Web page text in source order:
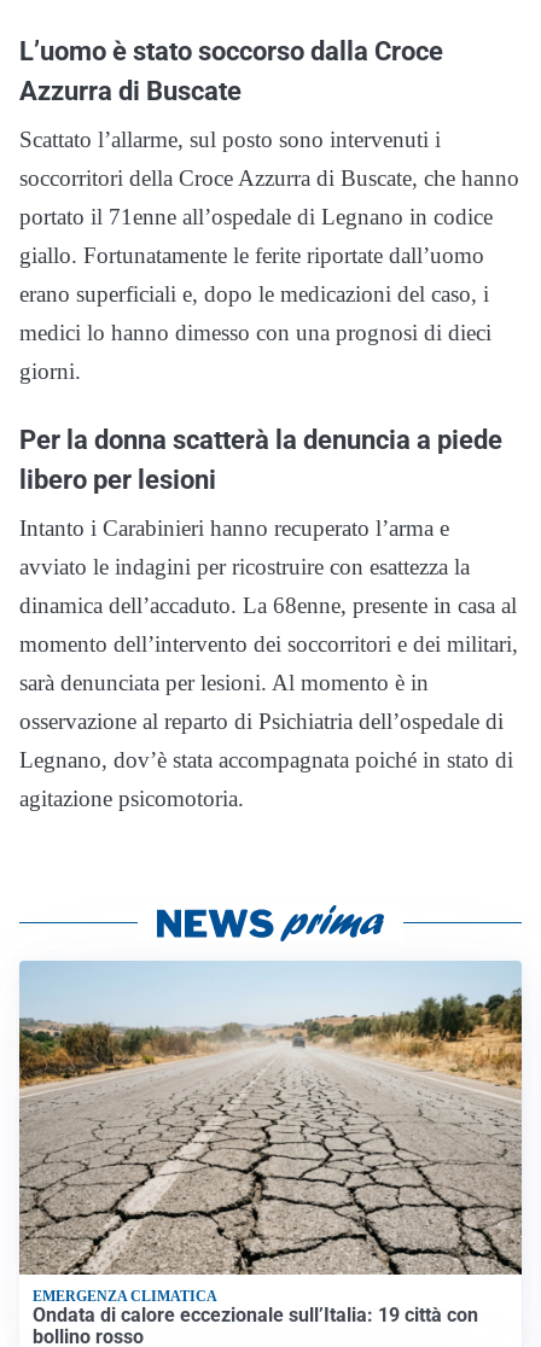
L’uomo è stato soccorso dalla Croce
Azzurra di Buscate
Scattato l’allarme, sul posto sono intervenuti i
soccorritori della Croce Azzurra di Buscate, che hanno
portato il 71enne all’ospedale di Legnano in codice
giallo. Fortunatamente le ferite riportate dall’uomo
erano superficiali e, dopo le medicazioni del caso, i
medici lo hanno dimesso con una prognosi di dieci
giorni.
Per la donna scatterà la denuncia a piede
libero per lesioni
Intanto i Carabinieri hanno recuperato l’arma e
avviato le indagini per ricostruire con esattezza la
dinamica dell’accaduto. La 68enne, presente in casa al
momento dell’intervento dei soccorritori e dei militari,
sarà denunciata per lesioni. Al momento è in
osservazione al reparto di Psichiatria dell’ospedale di
Legnano, dov’è stata accompagnata poiché in stato di
agitazione psicomotoria.
EMERGENZA CLIMATICA
Ondata di calore eccezionale sull’Italia: 19 città con
bollino rosso